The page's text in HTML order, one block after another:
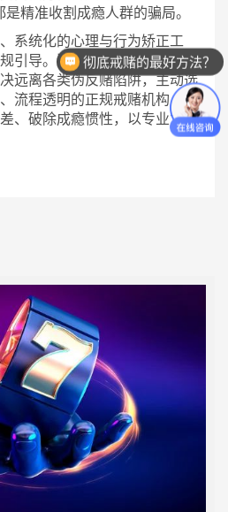
精准收割成瘾人群的骗局。
系统化的心理与行为矫正工
引导。深陷赌博困境者务必擦
远离各类伪反赌陷阱，主动选
流程透明的正规戒赌机构，依
、破除成瘾惯性，以专业力量
彻底戒赌的最好方法？